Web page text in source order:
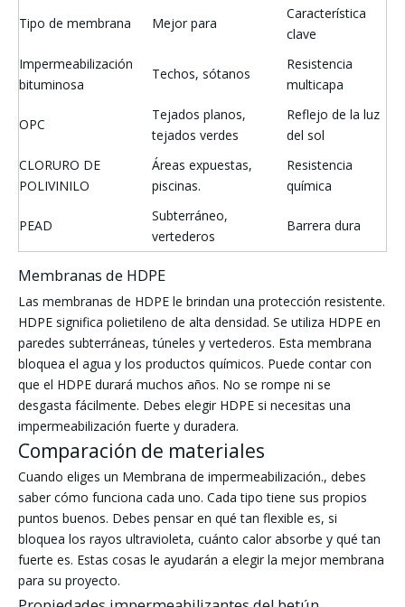
Tipo de membrana Mejor para
Característica
clave
Impermeabilización
bituminosa
Techos, sótanos
Resistencia
multicapa
OPC
Tejados planos,
tejados verdes
Reflejo de la luz
del sol
CLORURO DE
POLIVINILO
Áreas expuestas,
piscinas.
Resistencia
química
PEAD
Subterráneo,
vertederos
Barrera dura
Membranas de HDPE
Las membranas de HDPE le brindan una protección resistente.
HDPE significa polietileno de alta densidad. Se utiliza HDPE en
paredes subterráneas, túneles y vertederos. Esta membrana
bloquea el agua y los productos químicos. Puede contar con
que el HDPE durará muchos años. No se rompe ni se
desgasta fácilmente. Debes elegir HDPE si necesitas una
impermeabilización fuerte y duradera.
Comparación de materiales
Cuando eliges un Membrana de impermeabilización., debes
saber cómo funciona cada uno. Cada tipo tiene sus propios
puntos buenos. Debes pensar en qué tan flexible es, si
bloquea los rayos ultravioleta, cuánto calor absorbe y qué tan
fuerte es. Estas cosas le ayudarán a elegir la mejor membrana
para su proyecto.